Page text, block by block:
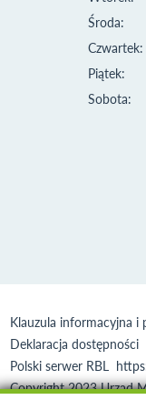
Środa:
Czwartek:
Piątek:
Sobota:
Klauzula informacyjna i
Deklaracja dostępności
Polski serwer RBL
Copyright 2023 Urząd